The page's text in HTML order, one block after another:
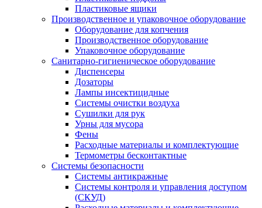
Пластиковые ящики
Производственное и упаковочное оборудование
Оборудование для копчения
Производственное оборудование
Упаковочное оборудование
Санитарно-гигиеническое оборудование
Диспенсеры
Дозаторы
Лампы инсектицидные
Системы очистки воздуха
Сушилки для рук
Урны для мусора
Фены
Расходные материалы и комплектующие
Термометры бесконтактные
Системы безопасности
Системы антикражные
Системы контроля и управления доступом
(СКУД)